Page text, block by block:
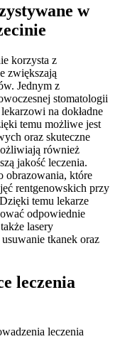
w
korzysta z
zwiększają
Jednym z
stomatologii
na dokładne
temu możliwe jest
oraz skuteczne
również
jakość leczenia.
obrazowania, które
rentgenowskich przy
temu lekarze
odpowiednie
lasery
tkanek oraz
leczenia
leczenia